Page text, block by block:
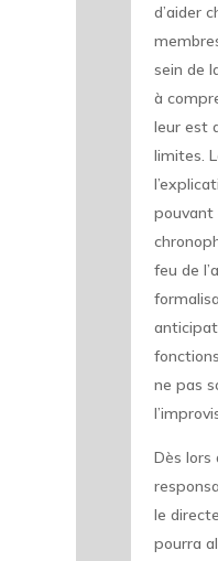
d’aider
sein de
à
leur est
limites.
pouvant
feu de
ne pas
Dès lors
le
pourra